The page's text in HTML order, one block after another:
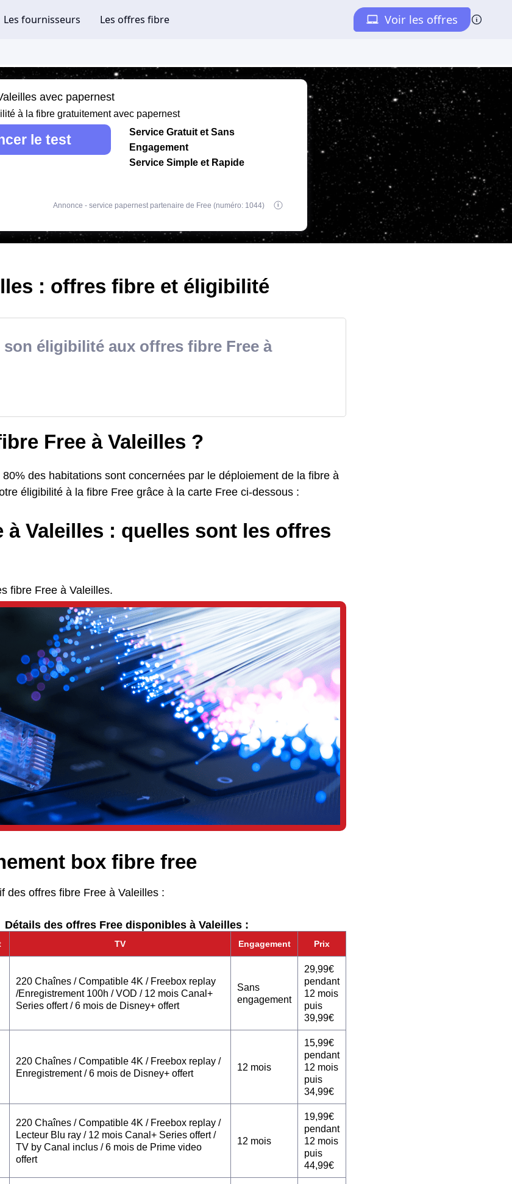
avec papernest
à la fibre gratuitement avec papernest
le test
Service Gratuit et Sans
Engagement
Service Simple et Rapide
Annonce - service papernest partenaire de Free (numéro: 1044)
: offres fibre et éligibilité
son éligibilité aux offres fibre Free à
Free à Valeilles ?
des habitations sont concernées par le déploiement de la fibre à
éligibilité à la fibre Free grâce à la carte Free ci-dessous :
à Valeilles : quelles sont les offres
fibre Free à Valeilles.
box fibre free
des offres fibre Free à Valeilles :
Détails des offres Free disponibles à Valeilles :
TV Engagement Prix
220 Chaînes / Compatible 4K / Freebox replay
/Enregistrement 100h / VOD / 12 mois Canal+
Series offert / 6 mois de Disney+ offert
Sans
engagement
29,99€
pendant
12 mois
puis
39,99€
220 Chaînes / Compatible 4K / Freebox replay /
Enregistrement / 6 mois de Disney+ offert
12 mois
15,99€
pendant
12 mois
puis
34,99€
220 Chaînes / Compatible 4K / Freebox replay /
Lecteur Blu ray / 12 mois Canal+ Series offert /
TV by Canal inclus / 6 mois de Prime video
offert
12 mois
19,99€
pendant
12 mois
puis
44,99€